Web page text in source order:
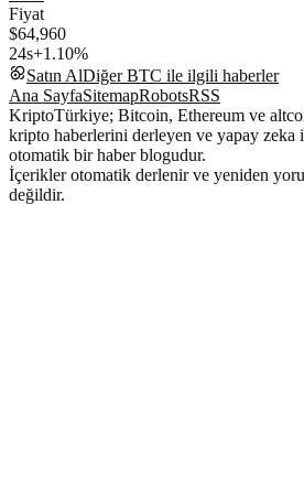
Fiyat
$64,960
24s+1.10%
Satın AlDiğerBTC ile ilgili haberler
Ana SayfaSitemapRobotsRSS
KriptoTürkiye; Bitcoin, Ethereum ve
kripto haberlerini derleyen ve yapay zeka
otomatik bir haber blogudur.
İçerikler otomatik derlenir ve yeniden
değildir.